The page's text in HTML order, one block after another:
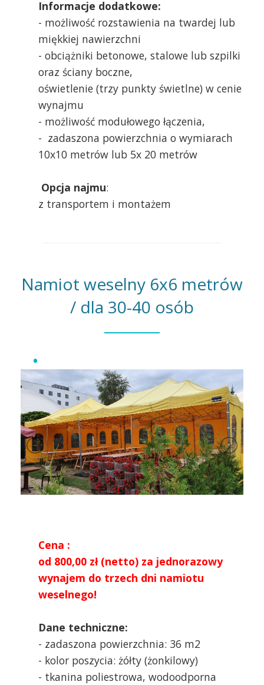
Informacje dodatkowe:
- możliwość rozstawienia na twardej lub
miękkiej nawierzchni
- obciążniki betonowe, stalowe lub szpilki
oraz ściany boczne,
oświetlenie (trzy punkty świetlne) w cenie
wynajmu
- możliwość modułowego łączenia,
- zadaszona powierzchnia o wymiarach
10x10 metrów lub 5x 20 metrów
Opcja najmu:
z transportem i montażem
Namiot weselny 6x6 metrów
/ dla 30-40 osób
Cena :
od 800,00 zł (netto) za jednorazowy
wynajem do trzech dni namiotu
weselnego!
Dane techniczne:
- zadaszona powierzchnia: 36 m2
- kolor poszycia: żółty (żonkilowy)
- tkanina poliestrowa, wodoodporna